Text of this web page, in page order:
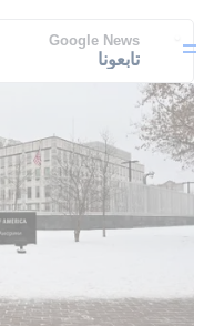
Google News
تابعونا